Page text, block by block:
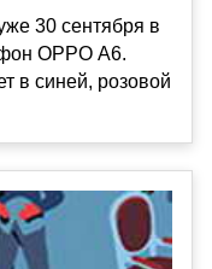
30 сентября в
OPPO A6.
в синей, розовой